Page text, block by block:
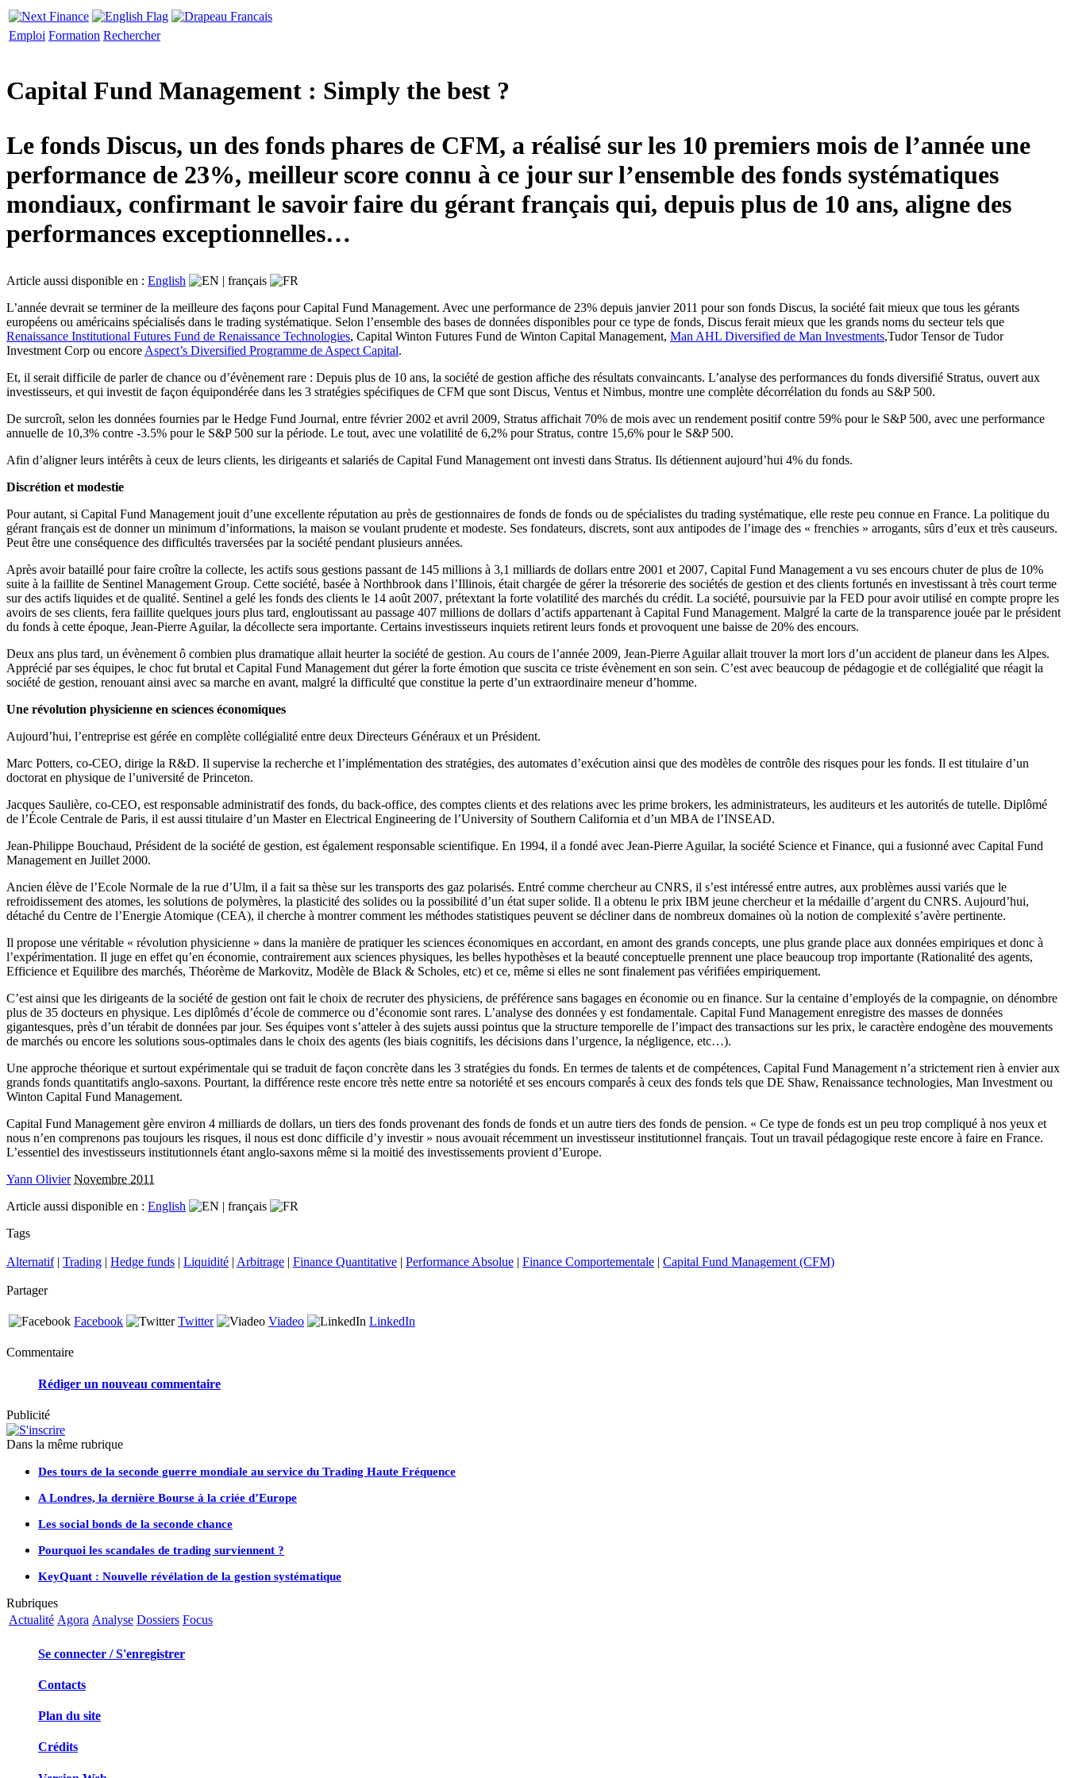
Emploi Formation Rechercher
Capital Fund Management : Simply the best ?
Le fonds Discus, un des fonds phares de CFM, a réalisé sur les 10 premiers mois de l’année une
performance de 23%, meilleur score connu à ce jour sur l’ensemble des fonds systématiques
mondiaux, confirmant le savoir faire du gérant français qui, depuis plus de 10 ans, aligne des
performances exceptionnelles…
Article aussi disponible en : English | français
L’année devrait se terminer de la meilleure des façons pour Capital Fund Management. Avec une performance de 23% depuis janvier 2011 pour son fonds Discus, la société fait mieux que tous les gérants
européens ou américains spécialisés dans le trading systématique. Selon l’ensemble des bases de données disponibles pour ce type de fonds, Discus ferait mieux que les grands noms du secteur tels que
Renaissance Institutional Futures Fund de Renaissance Technologies, Capital Winton Futures Fund de Winton Capital Management, Man AHL Diversified de Man Investments,Tudor Tensor de Tudor
Investment Corp ou encoreAspect’s Diversified Programme de Aspect Capital.
Et, il serait difficile de parler de chance ou d’évènement rare : Depuis plus de 10 ans, la société de gestion affiche des résultats convaincants. L’analyse des performances du fonds diversifié Stratus, ouvert aux
investisseurs, et qui investit de façon équipondérée dans les 3 stratégies spécifiques de CFM que sont Discus, Ventus et Nimbus, montre une complète décorrélation du fonds au S&P 500.
De surcroît, selon les données fournies par le Hedge Fund Journal, entre février 2002 et avril 2009, Stratus affichait 70% de mois avec un rendement positif contre 59% pour le S&P 500, avec une performance
annuelle de 10,3% contre -3.5% pour le S&P 500 sur la période. Le tout, avec une volatilité de 6,2% pour Stratus, contre 15,6% pour le S&P 500.
Afin d’aligner leurs intérêts à ceux de leurs clients, les dirigeants et salariés de Capital Fund Management ont investi dans Stratus. Ils détiennent aujourd’hui 4% du fonds.
Discrétion et modestie
Pour autant, si Capital Fund Management jouit d’une excellente réputation au près de gestionnaires de fonds de fonds ou de spécialistes du trading systématique, elle reste peu connue en France. La politique du
gérant français est de donner un minimum d’informations, la maison se voulant prudente et modeste. Ses fondateurs, discrets, sont aux antipodes de l’image des « frenchies » arrogants, sûrs d’eux et très causeurs.
Peut être une conséquence des difficultés traversées par la société pendant plusieurs années.
Après avoir bataillé pour faire croître la collecte, les actifs sous gestions passant de 145 millions à 3,1 milliards de dollars entre 2001 et 2007, Capital Fund Management a vu ses encours chuter de plus de 10%
suite à la faillite de Sentinel Management Group. Cette société, basée à Northbrook dans l’Illinois, était chargée de gérer la trésorerie des sociétés de gestion et des clients fortunés en investissant à très court terme
sur des actifs liquides et de qualité. Sentinel a gelé les fonds des clients le 14 août 2007, prétextant la forte volatilité des marchés du crédit. La société, poursuivie par la FED pour avoir utilisé en compte propre les
avoirs de ses clients, fera faillite quelques jours plus tard, engloutissant au passage 407 millions de dollars d’actifs appartenant à Capital Fund Management. Malgré la carte de la transparence jouée par le président
du fonds à cette époque, Jean-Pierre Aguilar, la décollecte sera importante. Certains investisseurs inquiets retirent leurs fonds et provoquent une baisse de 20% des encours.
Deux ans plus tard, un évènement ô combien plus dramatique allait heurter la société de gestion. Au cours de l’année 2009, Jean-Pierre Aguilar allait trouver la mort lors d’un accident de planeur dans les Alpes.
Apprécié par ses équipes, le choc fut brutal et Capital Fund Management dut gérer la forte émotion que suscita ce triste évènement en son sein. C’est avec beaucoup de pédagogie et de collégialité que réagit la
société de gestion, renouant ainsi avec sa marche en avant, malgré la difficulté que constitue la perte d’un extraordinaire meneur d’homme.
Une révolution physicienne en sciences économiques
Aujourd’hui, l’entreprise est gérée en complète collégialité entre deux Directeurs Généraux et un Président.
Marc Potters, co-CEO, dirige la R&D. Il supervise la recherche et l’implémentation des stratégies, des automates d’exécution ainsi que des modèles de contrôle des risques pour les fonds. Il est titulaire d’un
doctorat en physique de l’université de Princeton.
Jacques Saulière, co-CEO, est responsable administratif des fonds, du back-office, des comptes clients et des relations avec les prime brokers, les administrateurs, les auditeurs et les autorités de tutelle. Diplômé
de l’École Centrale de Paris, il est aussi titulaire d’un Master en Electrical Engineering de l’University of Southern California et d’un MBA de l’INSEAD.
Jean-Philippe Bouchaud, Président de la société de gestion, est également responsable scientifique. En 1994, il a fondé avec Jean-Pierre Aguilar, la société Science et Finance, qui a fusionné avec Capital Fund
Management en Juillet 2000.
Ancien élève de l’Ecole Normale de la rue d’Ulm, il a fait sa thèse sur les transports des gaz polarisés. Entré comme chercheur au CNRS, il s’est intéressé entre autres, aux problèmes aussi variés que le
refroidissement des atomes, les solutions de polymères, la plasticité des solides ou la possibilité d’un état super solide. Il a obtenu le prix IBM jeune chercheur et la médaille d’argent du CNRS. Aujourd’hui,
détaché du Centre de l’Energie Atomique (CEA), il cherche à montrer comment les méthodes statistiques peuvent se décliner dans de nombreux domaines où la notion de complexité s’avère pertinente.
Il propose une véritable « révolution physicienne » dans la manière de pratiquer les sciences économiques en accordant, en amont des grands concepts, une plus grande place aux données empiriques et donc à
l’expérimentation. Il juge en effet qu’en économie, contrairement aux sciences physiques, les belles hypothèses et la beauté conceptuelle prennent une place beaucoup trop importante (Rationalité des agents,
Efficience et Equilibre des marchés, Théorème de Markovitz, Modèle de Black & Scholes, etc) et ce, même si elles ne sont finalement pas vérifiées empiriquement.
C’est ainsi que les dirigeants de la société de gestion ont fait le choix de recruter des physiciens, de préférence sans bagages en économie ou en finance. Sur la centaine d’employés de la compagnie, on dénombre
plus de 35 docteurs en physique. Les diplômés d’école de commerce ou d’économie sont rares. L’analyse des données y est fondamentale. Capital Fund Management enregistre des masses de données
gigantesques, près d’un térabit de données par jour. Ses équipes vont s’atteler à des sujets aussi pointus que la structure temporelle de l’impact des transactions sur les prix, le caractère endogène des mouvements
de marchés ou encore les solutions sous-optimales dans le choix des agents (les biais cognitifs, les décisions dans l’urgence, la négligence, etc…).
Une approche théorique et surtout expérimentale qui se traduit de façon concrète dans les 3 stratégies du fonds. En termes de talents et de compétences, Capital Fund Management n’a strictement rien à envier aux
grands fonds quantitatifs anglo-saxons. Pourtant, la différence reste encore très nette entre sa notoriété et ses encours comparés à ceux des fonds tels que DE Shaw, Renaissance technologies, Man Investment ou
Winton Capital Fund Management.
Capital Fund Management gère environ 4 milliards de dollars, un tiers des fonds provenant des fonds de fonds et un autre tiers des fonds de pension. « Ce type de fonds est un peu trop compliqué à nos yeux et
nous n’en comprenons pas toujours les risques, il nous est donc difficile d’y investir » nous avouait récemment un investisseur institutionnel français. Tout un travail pédagogique reste encore à faire en France.
L’essentiel des investisseurs institutionnels étant anglo-saxons même si la moitié des investissements provient d’Europe.
Yann Olivier Novembre 2011
Article aussi disponible en : English | français
Tags
Alternatif| Trading | Hedge funds | Liquidité | Arbitrage | Finance Quantitative | Performance Absolue | Finance Comportementale | Capital Fund Management (CFM)
Partager
Facebook Twitter Viadeo LinkedIn
Commentaire
Rédiger un nouveau commentaire
Publicité
Dans la même rubrique
Des tours de la seconde guerre mondiale au service du Trading Haute Fréquence
A Londres, la dernière Bourse à la criée d’Europe
Les social bonds de la seconde chance
Pourquoi les scandales de trading surviennent ?
KeyQuant : Nouvelle révélation de la gestion systématique
Rubriques
Actualité Agora Analyse Dossiers Focus
Se connecter / S'enregistrer
Contacts
Plan du site
Crédits